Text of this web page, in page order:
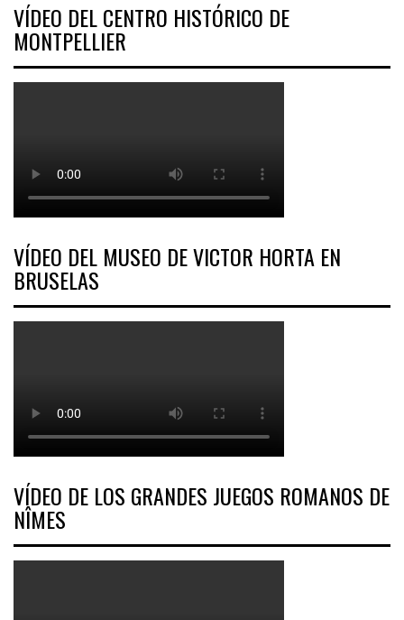
VÍDEO DEL CENTRO HISTÓRICO DE
MONTPELLIER
VÍDEO DEL MUSEO DE VICTOR HORTA EN
BRUSELAS
VÍDEO DE LOS GRANDES JUEGOS ROMANOS DE
NÎMES